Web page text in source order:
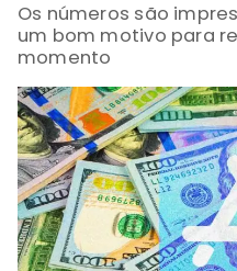
Os números são
um bom motivo para
momento